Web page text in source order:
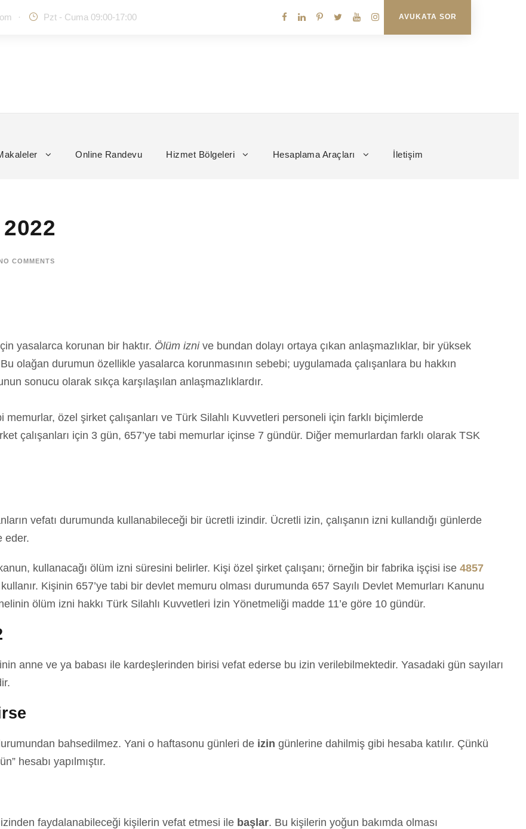
· Pzt - Cuma 09:00-17:00 AVUKATA SOR
Online Randevu Hizmet Bölgeleri Hesaplama Araçları İletişim
COMMENTS
yasalarca korunan bir haktır. Ölüm iznive bundan dolayı ortaya çıkan anlaşmazlıklar, bir yüksek
olağan durumun özellikle yasalarca korunmasının sebebi; uygulamada çalışanlara bu hakkın
sonucu olarak sıkça karşılaşılan anlaşmazlıklardır.
memurlar, özel şirket çalışanları ve Türk Silahlı Kuvvetleri personeli için farklı biçimlerde
çalışanları için 3 gün, 657’ye tabi memurlar içinse 7 gündür. Diğer memurlardan farklı olarak TSK
vefatı durumunda kullanabileceği bir ücretli izindir. Ücretli izin, çalışanın izni kullandığı günlerde
eder.
kullanacağı ölüm izni süresini belirler. Kişi özel şirket çalışanı; örneğin bir fabrika işçisi ise 4857
Kişinin 657’ye tabi bir devlet memuru olması durumunda 657 Sayılı Devlet Memurları Kanunu
ölüm izni hakkı Türk Silahlı Kuvvetleri İzin Yönetmeliği madde 11’e göre 10 gündür.
anne ve ya babası ile kardeşlerinden birisi vefat ederse bu izin verilebilmektedir. Yasadaki gün sayıları
bahsedilmez. Yani o haftasonu günleri de izin günlerine dahilmiş gibi hesaba katılır. Çünkü
hesabı yapılmıştır.
faydalanabileceği kişilerin vefat etmesi ile başlar. Bu kişilerin yoğun bakımda olması